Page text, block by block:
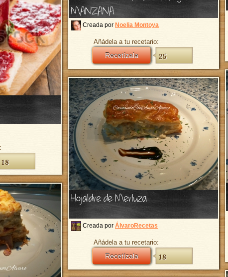
MANZANA
Creada por Noelia Montoya
Añádela a tu recetario:
Recetízala 25
18
Hojaldre de Merluza
Creada por ÁlvaroRecetas
Añádela a tu recetario:
Recetízala 18